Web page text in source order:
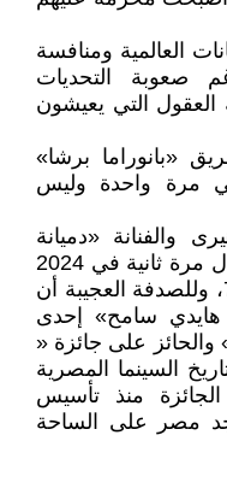
العالمية ومنافسة
صعوبة التحديات
العقول التي يعيشون
«بانوراما برشا»
مرة واحدة وليس
والفنانة «دميانة
نصار» لسنة 2021، وعملوها الأبطال مرة ثانية في 2024
في مهرجان «كـــان» لدورته الـ 77، وللصدفة العجيبة أن
هايدي سامح» إحدى
على جائزة «
السينما المصرية
منذ تأسيس
مصر على الساحة